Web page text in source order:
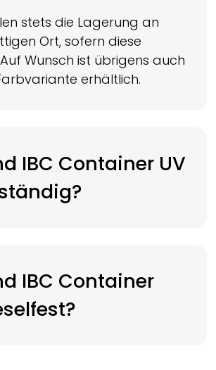
stets die Lagerung an
Ort, sofern diese
Wunsch ist übrigens auch
erhältlich.
IBC Container UV
IBC Container